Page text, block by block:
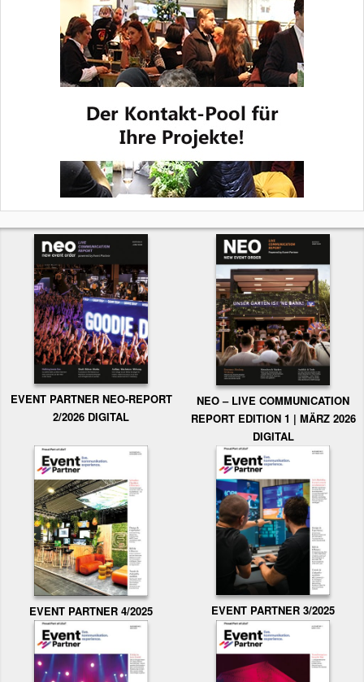
EVENT PARTNER NEO-REPORT
2/2026 DIGITAL
NEO – LIVE COMMUNICATION
REPORT EDITION 1 | MÄRZ 2026
DIGITAL
EVENT PARTNER 4/2025 EVENT PARTNER 3/2025